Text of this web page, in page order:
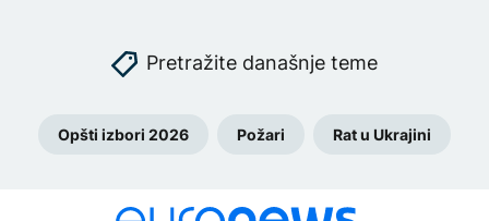
Pretražite današnje teme
Opšti izbori 2026 Požari Rat u Ukrajini